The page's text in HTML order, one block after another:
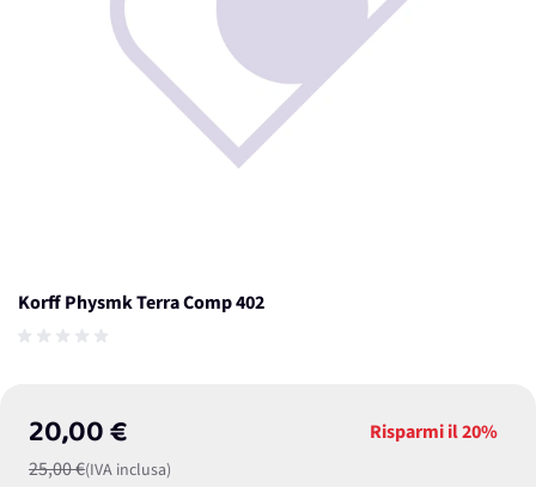
Korff Physmk Terra Comp 402
20,00 €
25,00 €(IVA inclusa)
Risparmi il20%